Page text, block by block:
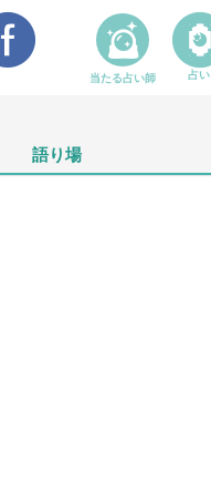
語り場
当たる占い師 占い